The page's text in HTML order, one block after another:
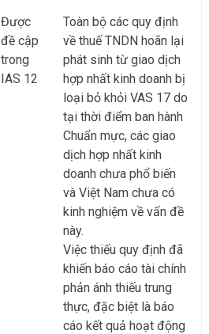
Được
đề cập
trong
IAS 12
Toàn bộ các quy định
về thuế TNDN hoãn lại
phát sinh từ giao dịch
hợp nhất kinh doanh bị
loại bỏ khỏi VAS 17 do
tại thời điểm ban hành
Chuẩn mực, các giao
dịch hợp nhất kinh
doanh chưa phổ biến
và Việt Nam chưa có
kinh nghiệm về vấn đề
này.
Việc thiếu quy định đã
khiến báo cáo tài chính
phản ánh thiếu trung
thực, đặc biệt là báo
cáo kết quả hoạt động